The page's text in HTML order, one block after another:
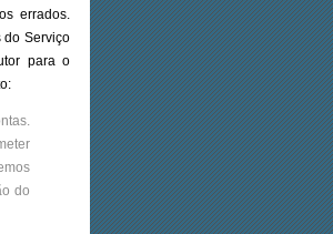
errados.
do Serviço
para o
do